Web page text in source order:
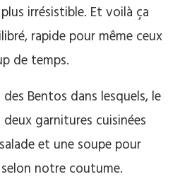
irrésistible. Et voilà ça
rapide pour même ceux
de temps.
Bentos dans lesquels, le
garnitures cuisinées
et une soupe pour
notre coutume.